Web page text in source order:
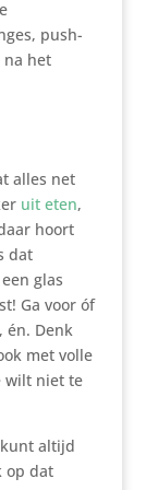
push-
na het
alles net
uit eten,
hoort
dat
glas
Ga voor óf
én. Denk
met volle
wilt niet te
altijd
op dat